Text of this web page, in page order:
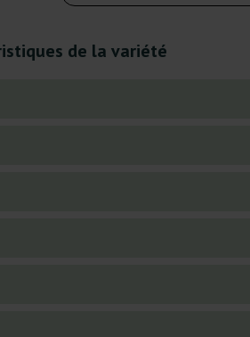
de la variété